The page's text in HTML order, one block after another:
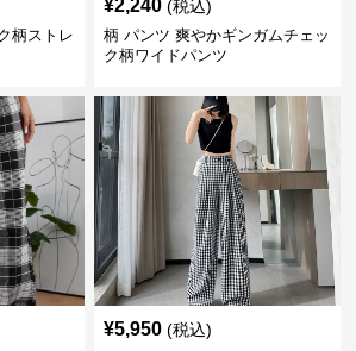
柄ストレ
¥2,240 (税込)
柄 パンツ 爽やかギンガムチェッ
ク柄ワイドパンツ
¥5,950 (税込)